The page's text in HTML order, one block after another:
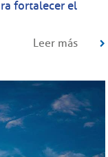
fortalecer el
Leer más